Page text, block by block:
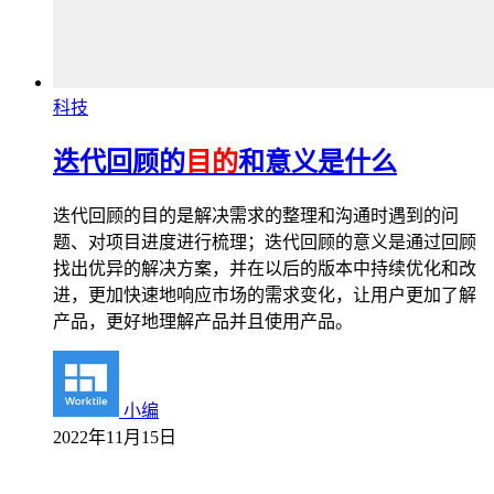
科技
迭代回顾的 目的和意义是什么
迭代回顾的目的是解决需求的整理和沟通时遇到的问
题、对项目进度进行梳理；迭代回顾的意义是通过回顾
找出优异的解决方案，并在以后的版本中持续优化和改
进，更加快速地响应市场的需求变化，让用户更加了解
产品，更好地理解产品并且使用产品。
小编
2022年11月15日